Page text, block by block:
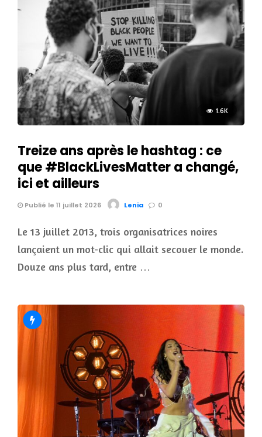
1.6K
Treize ans après le hashtag : ce
que #BlackLivesMatter a changé,
ici et ailleurs
Publié le 11 juillet 2026 Lenia 0
Le 13 juillet 2013, trois organisatrices noires
lançaient un mot-clic qui allait secouer le monde.
Douze ans plus tard, entre …